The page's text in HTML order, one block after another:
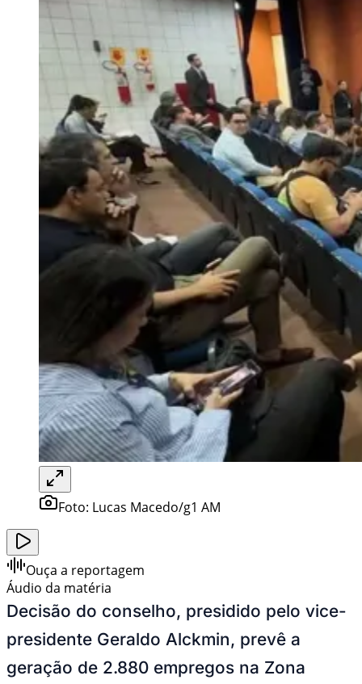
Foto: Lucas Macedo/g1 AM
Ouça a reportagem
Áudio da matéria
Decisão do conselho, presidido pelo vice-
presidente Geraldo Alckmin, prevê a
geração de 2.880 empregos na Zona